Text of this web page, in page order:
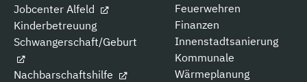
Jobcenter Alfeld
Kinderbetreuung
Schwangerschaft/Geburt
Nachbarschaftshilfe
Feuerwehren
Finanzen
Innenstadtsanierung
Kommunale
Wärmeplanung